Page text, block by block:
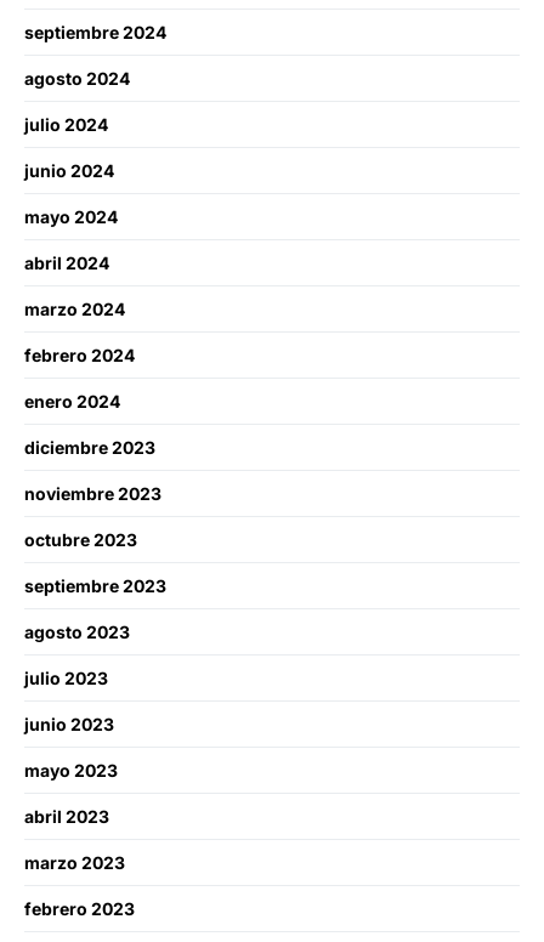
septiembre 2024
agosto 2024
julio 2024
junio 2024
mayo 2024
abril 2024
marzo 2024
febrero 2024
enero 2024
diciembre 2023
noviembre 2023
octubre 2023
septiembre 2023
agosto 2023
julio 2023
junio 2023
mayo 2023
abril 2023
marzo 2023
febrero 2023